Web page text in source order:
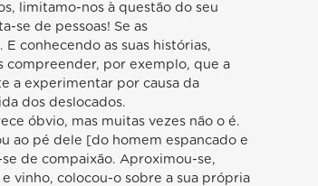
limitamo-nos à questão do seu
se de pessoas! Se as
conhecendo as suas histórias,
compreender, por exemplo, que a
a experimentar por causa da
dos deslocados.
óbvio, mas muitas vezes não o é.
ao pé dele [do homem espancado e
de compaixão. Aproximou-se,
vinho, colocou-o sobre a sua própria